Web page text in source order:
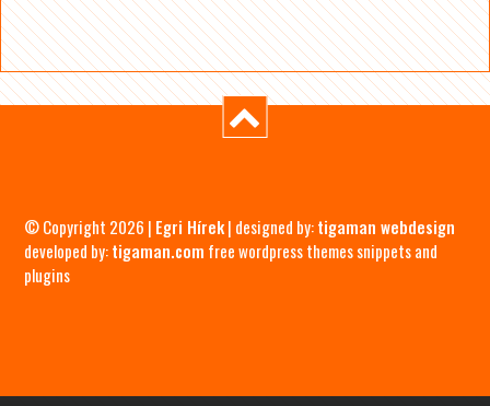
© Copyright 2026 | Egri Hírek| designed by:tigaman webdesign
developed by:tigaman.com free wordpress themes snippets and
plugins